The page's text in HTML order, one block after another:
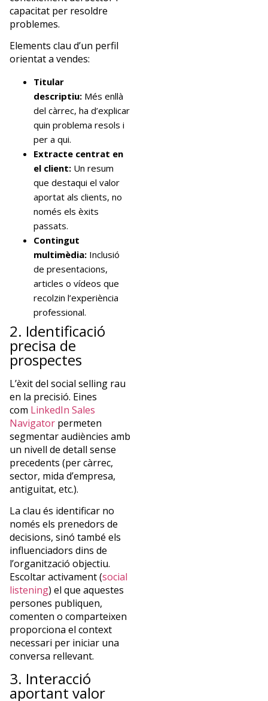
capacitat per resoldre
problemes.
Elements clau d’un perfil
orientat a vendes:
Titular
descriptiu: Més enllà
del càrrec, ha d’explicar
quin problema resols i
per a qui.
Extracte centrat en
el client: Un resum
que destaqui el valor
aportat als clients, no
només els èxits
passats.
Contingut
multimèdia: Inclusió
de presentacions,
articles o vídeos que
recolzin l’experiència
professional.
2. Identificació
precisa de
prospectes
L’èxit del social selling rau
en la precisió. Eines
com LinkedIn Sales
Navigator permeten
segmentar audiències amb
un nivell de detall sense
precedents (per càrrec,
sector, mida d’empresa,
antiguitat, etc.).
La clau és identificar no
només els prenedors de
decisions, sinó també els
influenciadors dins de
l’organització objectiu.
Escoltar activament (social
listening) el que aquestes
persones publiquen,
comenten o comparteixen
proporciona el context
necessari per iniciar una
conversa rellevant.
3. Interacció
aportant valor